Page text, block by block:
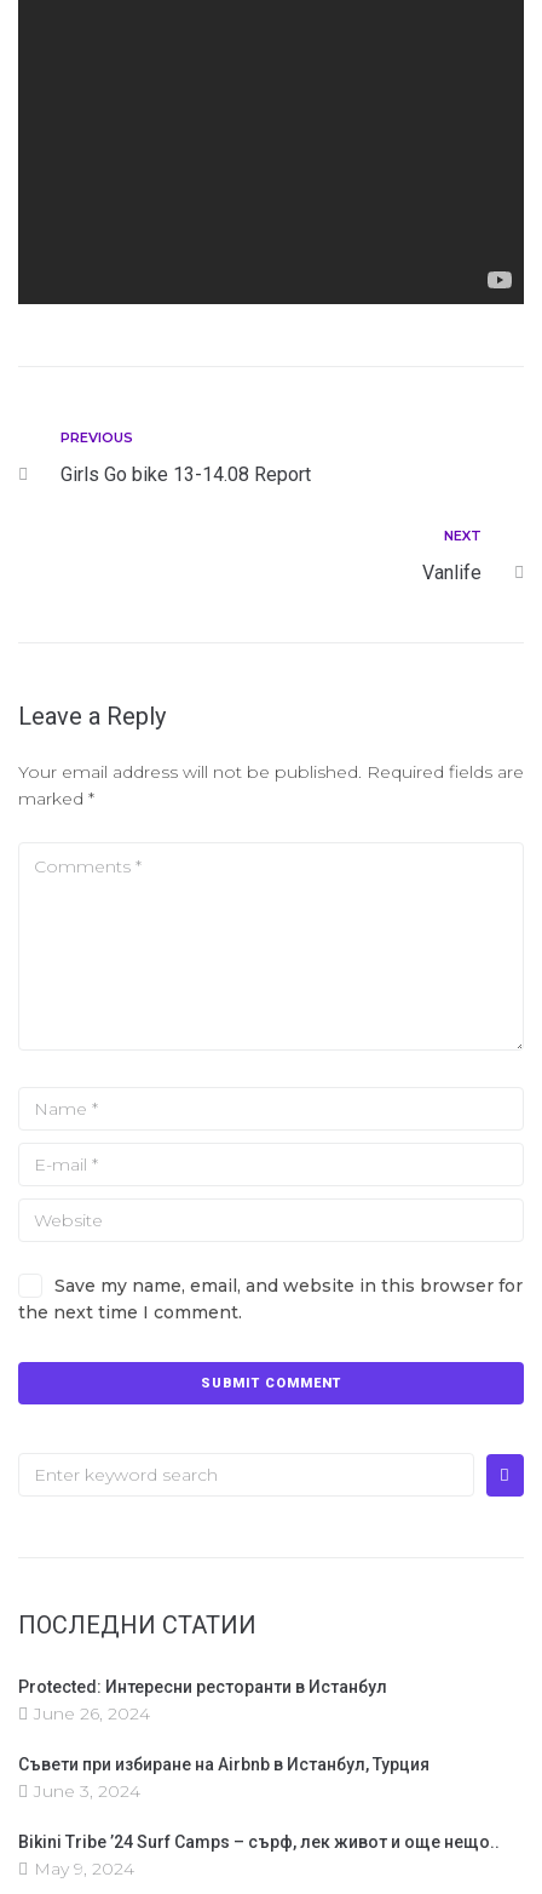
PREVIOUS
Girls Go bike 13-14.08 Report
NEXT
Vanlife
Leave a Reply
Your email address will not be published. Required fields are
marked *
Save my name, email, and website in this browser for
the next time I comment.
ПОСЛЕДНИ СТАТИИ
Protected: Интересни ресторанти в Истанбул
June 26, 2024
Съвети при избиране на Airbnb в Истанбул, Турция
June 3, 2024
Bikini Tribe ’24 Surf Camps – сърф, лек живот и още нещо..
May 9, 2024